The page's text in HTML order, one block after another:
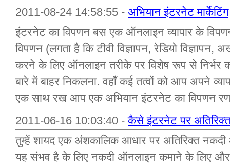
2011-08-24 14:58:55 - अभियान इंटरनेट मार्केटिंग
इंटरनेट का विपणन बस एक ऑनलाइन व्यापार के
विपणन (लगता है कि टीवी विज्ञापन, रेडियो
करने के लिए ऑनलाइन तरीके पर विशेष रूप से निर्भर
बारे में बाहर निकलना. वहाँ कई तत्वों को आप अपने
एक साथ रख आप एक अभियान इंटरनेट का विपणन
2011-06-16 10:03:40 -कैसे इंटरनेट पर
तुम्हें शायद एक अंशकालिक आधार पर अतिरिक्त
यह संभव है के लिए नकदी ऑनलाइन कमाने के लिए